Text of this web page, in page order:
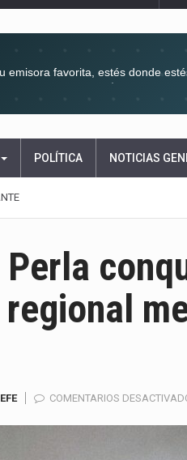
emisora favorita, estés donde
POLÍTICA NOTICIAS
COMENTARIOS